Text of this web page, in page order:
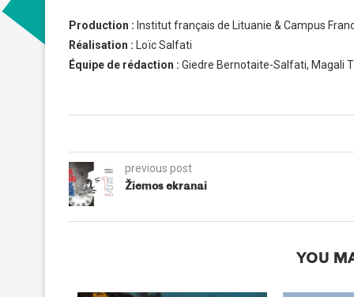
Production : Institut français de Lituanie & Campus
Réalisation : Loïc Salfati
Équipe de rédaction : Giedre Bernotaite-Salfati, Magali
previous post
Žiemos ekranai
YOU